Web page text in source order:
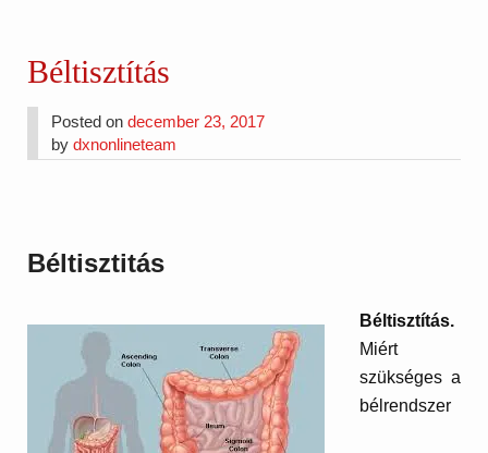
Béltisztítás
Posted ondecember 23, 2017
bydxnonlineteam
Béltisztitás
Béltisztítás.
Miért
szükséges a
bélrendszer